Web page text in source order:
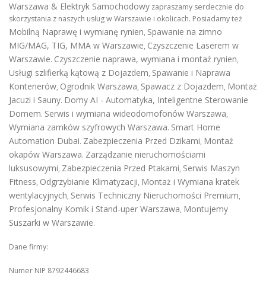
Warszawa & Elektryk Samochodowy zapraszamy serdecznie do
skorzystania z naszych usług w Warszawie i okolicach. Posiadamy też
Mobilną Naprawę i wymianę rynien, Spawanie na zimno
MIG/MAG, TIG, MMA w Warszawie, Czyszczenie Laserem w
Warszawie. Czyszczenie naprawa, wymiana i montaż rynien,
Usługi szlifierką kątową z Dojazdem, Spawanie i Naprawa
Kontenerów, Ogrodnik Warszawa, Spawacz z Dojazdem, Montaż
Jacuzi i Sauny. Domy AI - Automatyka, Inteligentne Sterowanie
Domem. Serwis i wymiana wideodomofonów Warszawa,
Wymiana zamków szyfrowych Warszawa. Smart Home
Automation Dubai. Zabezpieczenia Przed Dzikami, Montaż
okapów Warszawa. Zarządzanie nieruchomościami
luksusowymi, Zabezpieczenia Przed Ptakami, Serwis Maszyn
Fitness, Odgrzybianie Klimatyzacji, Montaż i Wymiana kratek
wentylacyjnych, Serwis Techniczny Nieruchomości Premium,
Profesjonalny Komik i Stand-uper Warszawa, Montujemy
Suszarki w Warszawie.
Dane firmy:
Numer NIP 8792446683